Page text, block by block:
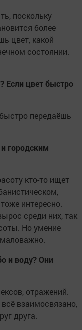
поскольку
более
цвет, какой
состоянии.
Если цвет быстро
передаёшь
городским
кто-то ищет
интересно.
среди них, так
Но умение
и воду? Они
отражений.
взаимосвязано,
друга.